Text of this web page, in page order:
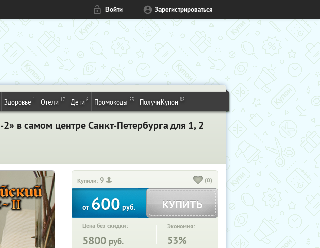
Войти Зарегистрироваться
Здоровье 1 Отели 17 Дети 6 Промокоды 53 ПолучиКупон 88
в самом центре Санкт-Петербурга для 1, 2
Купили:9 (0)
от600руб. КУПИТЬ
Цена без скидки:
5800 руб.
Экономия:
53%